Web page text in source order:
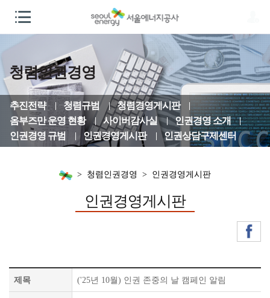
청렴인권경영
추진전략 청렴규범
청렴경영게시판
옴부즈만 운영 현황
사이버감사실
인권경영 소개
인권경영 규범
인권경영게시판 인권상담구제센터
청렴인권경영 인권경영게시판
인권경영게시판
제목 ('25년 10월) 인권 존중의 날 캠페인 알림